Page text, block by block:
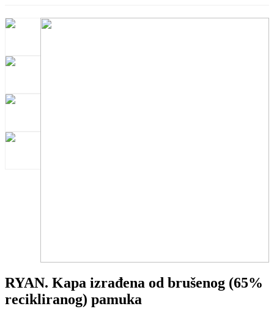
RYAN. Kapa izrađena od brušenog (65%
recikliranog) pamuka